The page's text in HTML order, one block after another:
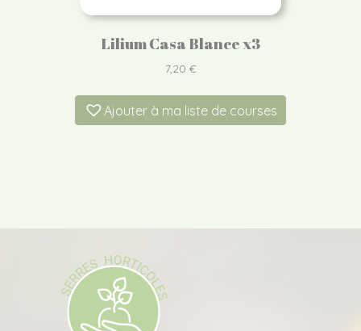
Lilium Casa Blance x3
7,20 €
Ajouter à ma liste de courses